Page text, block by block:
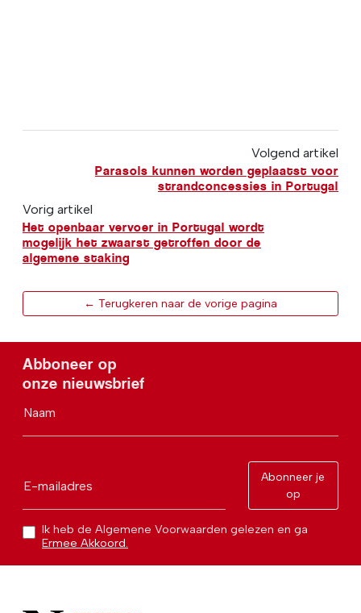
Volgend artikel
Parasols kunnen worden geplaatst voor
strandconcessies in Portugal
Vorig artikel
Het openbaar vervoer in Portugal wordt
mogelijk het zwaarst getroffen door de
algemene staking
← Terugkeren naar de vorige pagina
Abboneer op
onze nieuwsbrief
Naam
E-mailadres
Abonneer je
op
Ik heb de Algemene Voorwaarden gelezen en ga
Ermee Akkoord.